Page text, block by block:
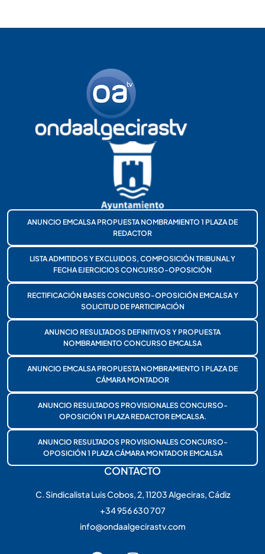
ANUNCIO EMCALSA PROPUESTA NOMBRAMIENTO 1 PLAZA DE
REDACTOR
LISTA ADMITIDOS Y EXCLUIDOS, COMPOSICIÓN TRIBUNAL Y
FECHA EJERCICIOS CONCURSO-OPOSICIÓN
RECTIFICACIÓN BASES CONCURSO-OPOSICIÓN EMCALSA Y
SOLICITUD DE PARTICIPACIÓN
ANUNCIO RESULTADOS DEFINITIVOS Y PROPUESTA
NOMBRAMIENTO CONCURSO EMCALSA
ANUNCIO EMCALSA PROPUESTA NOMBRAMIENTO 1 PLAZA DE
CÁMARA MONTADOR
ANUNCIO RESULTADOS PROVISIONALES CONCURSO-
OPOSICIÓN 1 PLAZA REDACTOR EMCALSA.
ANUNCIO RESULTADOS PROVISIONALES CONCURSO-
OPOSICIÓN 1 PLAZA CÁMARA MONTADOR EMCALSA
CONTACTO
C. Sindicalista Luis Cobos, 2, 11203 Algeciras, Cádiz
+34 956 630 707
info@ondaalgecirastv.com